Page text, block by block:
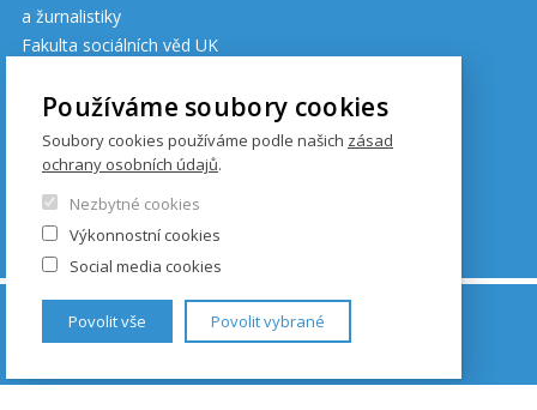
a žurnalistiky
Fakulta sociálních věd UK
Budova Hollar
Smetanovo nábřeží 6
110 01 Praha 1
Cookies
© FSV UK 2026, photo: UK ,Thinkstock.com
Shutterstock.com
Používáme soubory cookies
Soubory cookies používáme podle našich zásad
ochrany osobních údajů.
Nezbytné cookies
Výkonnostní cookies
Social media cookies
Povolit vše Povolit vybrané